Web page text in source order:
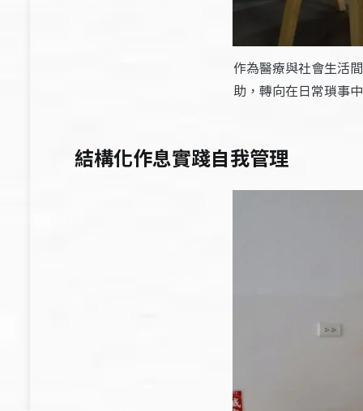
作為醫療與社會生活
助，轉向在日常瑣事
結構化作息實踐自我管理